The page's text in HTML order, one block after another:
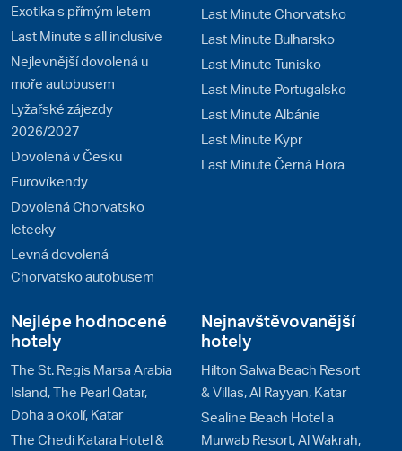
Exotika s přímým letem
Last Minute s all inclusive
Nejlevnější dovolená u
moře autobusem
Lyžařské zájezdy
2026/2027
Dovolená v Česku
Eurovíkendy
Dovolená Chorvatsko
letecky
Levná dovolená
Chorvatsko autobusem
Last Minute Chorvatsko
Last Minute Bulharsko
Last Minute Tunisko
Last Minute Portugalsko
Last Minute Albánie
Last Minute Kypr
Last Minute Černá Hora
Nejlépe hodnocené
hotely
The St. Regis Marsa Arabia
Island, The Pearl Qatar,
Doha a okolí, Katar
The Chedi Katara Hotel &
Nejnavštěvovanější
hotely
Hilton Salwa Beach Resort
& Villas, Al Rayyan, Katar
Sealine Beach Hotel a
Murwab Resort, Al Wakrah,